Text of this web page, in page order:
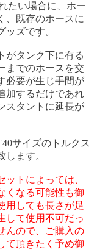
たい場合に、ホー
、既存のホースに
ズです。
がタンク下に有る
までのホースを交
必要が生じ手間が
加するだけであれ
スタントに延長が
サイズのトルクス
ます。
トによっては、
くなる可能性も御
用しても長さが足
して使用不可だっ
んので、ご購入の
て頂きたく予め御